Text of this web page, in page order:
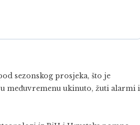
sezonskog prosjeka, što je
međuvremenu ukinuto, žuti alarmi i